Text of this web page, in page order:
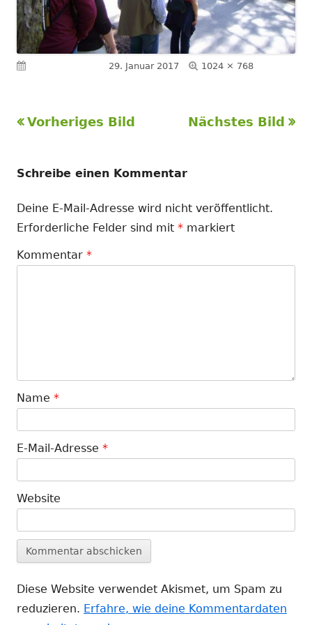
29. Januar 2017 Volle
1024 × 768
Vorheriges Bild Nächstes Bild
Schreibe einen Kommentar
Deine E-Mail-Adresse wird nicht veröffentlicht.
Erforderliche Felder sind mit * markiert
Kommentar *
Name *
E-Mail-Adresse *
Website
Diese Website verwendet Akismet, um Spam zu
reduzieren. Erfahre, wie deine Kommentardaten